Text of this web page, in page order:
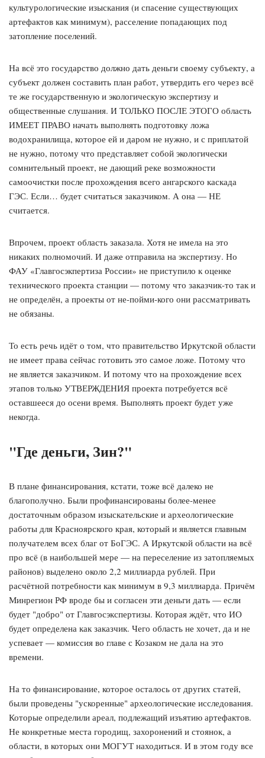
культурологические изыскания (и спасение существующих
артефактов как минимум), расселение попадающих под
затопление поселений.
На всё это государство должно дать деньги своему субъекту, а
субъект должен составить план работ, утвердить его через всё
те же государственную и экологическую экспертизу и
общественные слушания. И ТОЛЬКО ПОСЛЕ ЭТОГО область
ИМЕЕТ ПРАВО начать выполнять подготовку ложа
водохранилища, которое ей и даром не нужно, и с приплатой
не нужно, потому что представляет собой экологически
сомнительный проект, не дающий реке возможности
самоочистки после прохождения всего ангарского каскада
ГЭС. Если… будет считаться заказчиком. А она — НЕ
считается.
Впрочем, проект область заказала. Хотя не имела на это
никаких полномочий. И даже отправила на экспертизу. Но
ФАУ «Главгосэкпертиза России» не приступило к оценке
технического проекта станции — потому что заказчик-то так и
не определён, а проекты от не-пойми-кого они рассматривать
не обязаны.
То есть речь идёт о том, что правительство Иркутской области
не имеет права сейчас готовить это самое ложе. Потому что
не является заказчиком. И потому что на прохождение всех
этапов только УТВЕРЖДЕНИЯ проекта потребуется всё
оставшееся до осени время. Выполнять проект будет уже
некогда.
"Где деньги, Зин?"
В плане финансирования, кстати, тоже всё далеко не
благополучно. Были профинансированы более-менее
достаточным образом изыскательские и археологические
работы для Красноярского края, который и является главным
получателем всех благ от БоГЭС. А Иркутской области на всё
про всё (в наибольшей мере — на переселение из затопляемых
районов) выделено около 2,2 миллиарда рублей. При
расчётной потребности как минимум в 9,3 миллиарда. Причём
Минрегион РФ вроде бы и согласен эти деньги дать — если
будет "добро" от Главгосэкспертизы. Которая ждёт, что ИО
будет определена как заказчик. Чего область не хочет, да и не
успевает — комиссия во главе с Козаком не дала на это
времени.
На то финансирование, которое осталось от других статей,
были проведены "ускоренные" археологические исследования.
Которые определили ареал, подлежащий изъятию артефактов.
Не конкретные места городищ, захоронений и стоянок, а
области, в которых они МОГУТ находиться. И в этом году все